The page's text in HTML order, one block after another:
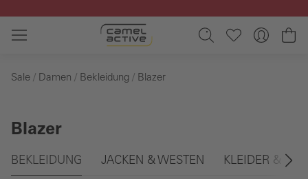
Zum Hauptinhalt springen
Sale Damen Bekleidung Blazer
Blazer
Galerie überspringen
BEKLEIDUNG JACKEN & WESTEN KLEIDER &